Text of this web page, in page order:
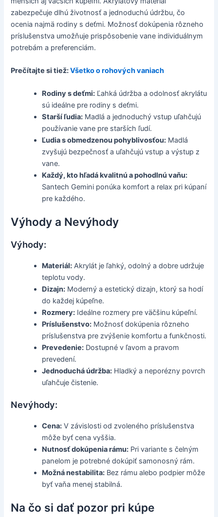
zabezpečuje dlhú životnosť a jednoduchú údržbu, čo
ocenia najmä rodiny s deťmi. Možnosť dokúpenia rôzneho
príslušenstva umožňuje prispôsobenie vane individuálnym
potrebám a preferenciám.
Prečítajte si tiež:Všetko o rohových vaniach
Rodiny s deťmi: Ľahká údržba a odolnosť akrylátu
sú ideálne pre rodiny s deťmi.
Starší ľudia: Madlá a jednoduchý vstup uľahčujú
používanie vane pre starších ľudí.
Ľudia s obmedzenou pohyblivosťou: Madlá
zvyšujú bezpečnosť a uľahčujú vstup a výstup z
vane.
Každý, kto hľadá kvalitnú a pohodlnú vaňu:
Santech Gemini ponúka komfort a relax pri kúpaní
pre každého.
Výhody a Nevýhody
Výhody:
Materiál: Akrylát je ľahký, odolný a dobre udržuje
teplotu vody.
Dizajn: Moderný a estetický dizajn, ktorý sa hodí
do každej kúpeľne.
Rozmery: Ideálne rozmery pre väčšinu kúpeľní.
Príslušenstvo: Možnosť dokúpenia rôzneho
príslušenstva pre zvýšenie komfortu a funkčnosti.
Prevedenie: Dostupné v ľavom a pravom
prevedení.
Jednoduchá údržba: Hladký a neporézny povrch
uľahčuje čistenie.
Nevýhody:
Cena: V závislosti od zvoleného príslušenstva
môže byť cena vyššia.
Nutnosť dokúpenia rámu: Pri variante s čelným
panelom je potrebné dokúpiť samonosný rám.
Možná nestabilita: Bez rámu alebo podpier môže
byť vaňa menej stabilná.
Na čo si dať pozor pri kúpe